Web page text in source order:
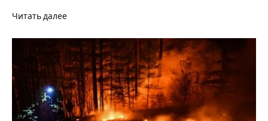
Читать далее